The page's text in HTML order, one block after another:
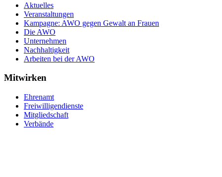
Aktuelles
Veranstaltungen
Kampagne: AWO gegen Gewalt an Frauen
Die AWO
Unternehmen
Nachhaltigkeit
Arbeiten bei der AWO
Mitwirken
Ehrenamt
Freiwilligendienste
Mitgliedschaft
Verbände